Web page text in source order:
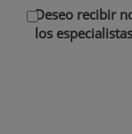
Deseo recibir
los